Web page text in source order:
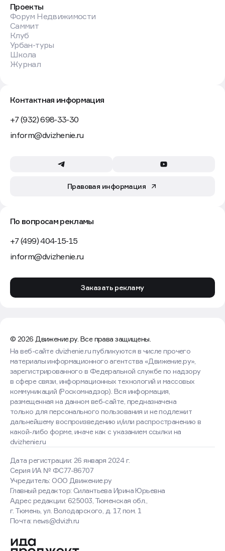
Проекты
Форум Недвижимости
Саммит
Клуб
Урбан-туры
Школа
Журнал
Контактная информация
+7 (932) 698-33-30
inform@dvizhenie.ru
Правовая информация
По вопросам рекламы
+7 (499) 404-15-15
inform@dvizhenie.ru
Заказать рекламу
© 2026 Движение.ру. Все права защищены.
Дата регистрации: 26 января 2024 г.
Серия ИА № ФС77-86707
Учредитель: ООО Движение.ру
Главный редактор: Силантьева Ирина Юрьевна
Адрес редакции: 625003, Тюменская обл.,
г. Тюмень, ул. Володарского, д. 17, пом. 1
Почта: news@dvizh.ru
На веб-сайте dvizhenie.ru публикуются в числе прочего
материалы информационного агентства «Движение.ру»,
зарегистрированного в Федеральной службе по надзору
в сфере связи, информационных технологий и массовых
коммуникаций (Роскомнадзор). Вся информация,
размещенная на данном веб-сайте, предназначена
только для персонального пользования и не подлежит
дальнейшему воспроизведению и/или распространению в
какой-либо форме, иначе как с указанием ссылки на
dvizhenie.ru